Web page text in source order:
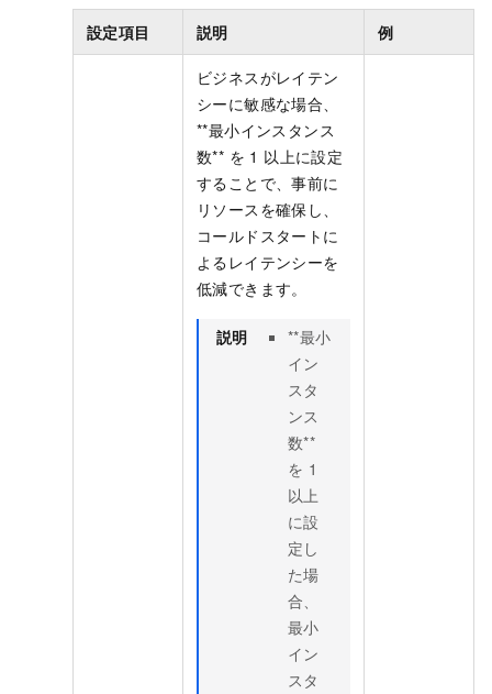
設定項目 説明 例
ビジネスがレイテン
シーに敏感な場合、
**最小インスタンス
数** を 1 以上に設定
することで、事前に
リソースを確保し、
コールドスタートに
よるレイテンシーを
低減できます。
説明
**最小
イン
スタ
ンス
数**
を 1
以上
に設
定し
た場
合、
最小
イン
スタ